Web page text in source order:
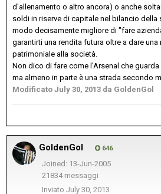
d'allenamento o altro ancora) o anche
soldi in riserve di capitale nel bilancio della
modo decisamente migliore di "fare
garantirti una rendita futura oltre a dare
patrimoniale alla società.
Non dico di fare come l'Arsenal che
ma almeno in parte è una strada secondo
Modificato July 30, 2013 da GoldenGol
GoldenGol 646
Joined: 13-Jun-2005
21834 messaggi
Inviato July 30, 2013